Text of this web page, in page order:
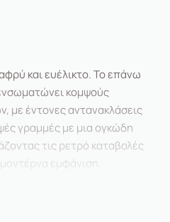
και ευέλικτο. Το επάνω
κομψούς
με έντονες αντανακλάσεις
γραμμές με μια ογκώδη
τις ρετρό καταβολές
εμφάνιση.